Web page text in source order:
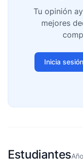
Tu opinión
mejores
Inicia
Estudiantes